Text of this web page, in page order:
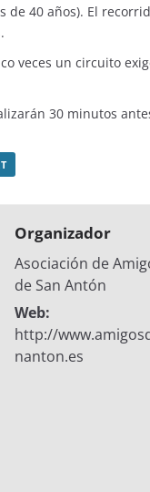
de 40 años). El
veces un circuito
30 minutos
Organizador
Asociación de
de San Antón
Web:
http://
nanton.es